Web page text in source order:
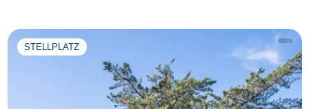
STELLPLATZ